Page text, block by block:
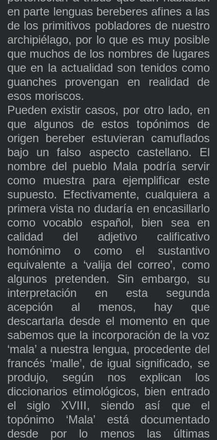
en parte lenguas bereberes afines a las
de los primitivos pobladores de nuestro
archipiélago, por lo que es muy posible
que muchos de los nombres de lugares
que en la actualidad son tenidos como
guanches provengan en realidad de
esos moriscos.
Pueden existir casos, por otro lado, en
que algunos de estos topónimos de
origen bereber estuvieran camuflados
bajo un falso aspecto castellano. El
nombre del pueblo Mala podría servir
como muestra para ejemplificar este
supuesto. Efectivamente, cualquiera a
primera vista no dudaría en encasillarlo
como vocablo español, bien sea en
calidad del adjetivo calificativo
homónimo o como el sustantivo
equivalente a ‘valija del correo’, como
algunos pretenden. Sin embargo, su
interpretación en esta segunda
acepción al menos, hay que
descartarla desde el momento en que
sabemos que la incorporación de la voz
‘mala’ a nuestra lengua, procedente del
francés ‘malle’, de igual significado, se
produjo, según nos explican los
diccionarios etimológicos, bien entrado
el siglo XVIII, siendo así que el
topónimo ‘Mala’ está documentado
desde por lo menos las últimas